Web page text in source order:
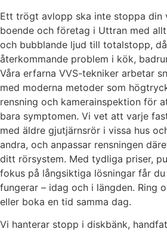
Ett trögt avlopp ska inte stoppa din
boende och företag i Uttran med
och bubblande ljud till totalstopp,
återkommande problem i kök,
Våra erfarna VVS-tekniker arbetar
med moderna metoder som
rensning och kamerainspektion för
bara symptomen. Vi vet att varje
med äldre gjutjärnsrör i vissa hus
andra, och anpassar rensningen
ditt rörsystem. Med tydliga priser,
fokus på långsiktiga lösningar får
fungerar – idag och i längden. Ring
eller boka en tid samma dag.
Vi hanterar stopp i diskbänk,